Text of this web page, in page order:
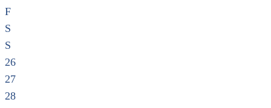
F
S
S
26
27
28